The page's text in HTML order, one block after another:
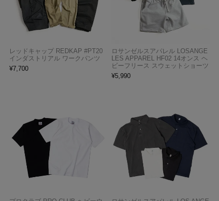
レッドキャップ REDKAP #PT20
インダストリアル ワークパンツ
¥7,700
ロサンゼルスアパレル LOSANGE
LES APPAREL HF02 14オンス ヘ
ビーフリース スウェットショーツ
¥5,990